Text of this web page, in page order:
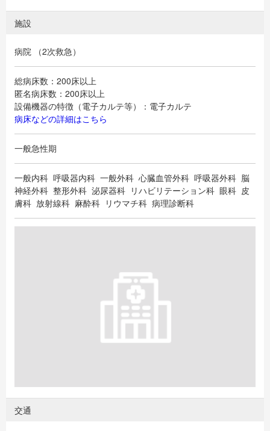
施設
病院 （2次救急）
総病床数：200床以上
匿名病床数：200床以上
設備機器の特徴（電子カルテ等）：電子カルテ
病床などの詳細はこちら
一般急性期
一般内科 呼吸器内科 一般外科 心臓血管外科 呼吸器外科 脳
神経外科 整形外科 泌尿器科 リハビリテーション科 眼科 皮
膚科 放射線科 麻酔科 リウマチ科 病理診断科
交通